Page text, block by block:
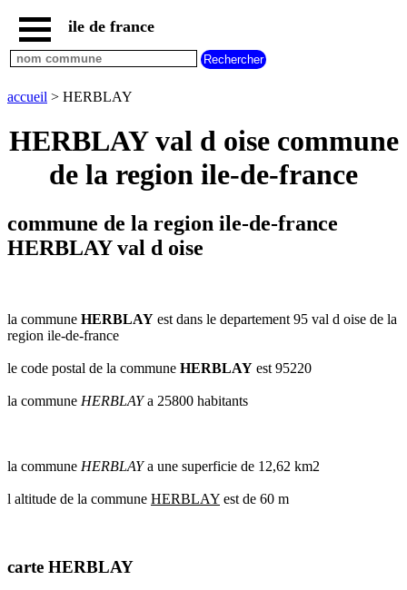
accueil
paris
communes
communes
hauts
seine
et
marne
saint
denis
val
oise
de
marne
communes
ile de france
accueil > HERBLAY
HERBLAY val d oise commune
de la region ile-de-france
commune de la region ile-de-france
HERBLAY val d oise
la commune HERBLAY est dans le departement 95 val d oise de la
region ile-de-france
le code postal de la commune HERBLAY est 95220
la commune HERBLAYa 25800 habitants
la commune HERBLAYa une superficie de 12,62 km2
l altitude de la commune HERBLAY est de 60 m
carte HERBLAY